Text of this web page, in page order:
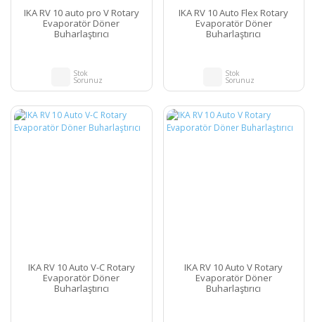
IKA RV 10 auto pro V Rotary
Evaporatör Döner
Buharlaştırıcı
Stok
Sorunuz
IKA RV 10 Auto Flex Rotary
Evaporatör Döner
Buharlaştırıcı
Stok
Sorunuz
IKA RV 10 Auto V-C Rotary
Evaporatör Döner
Buharlaştırıcı
IKA RV 10 Auto V Rotary
Evaporatör Döner
Buharlaştırıcı